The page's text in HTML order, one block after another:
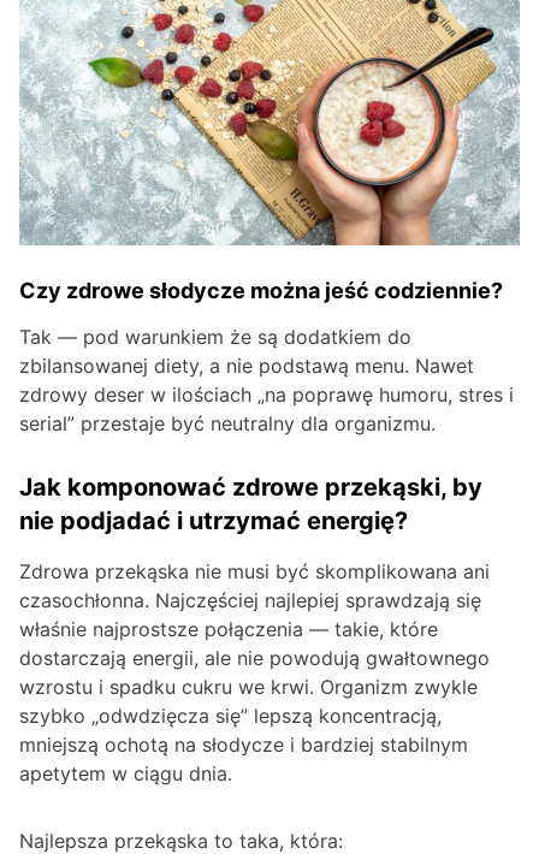
Czy zdrowe słodycze można jeść codziennie?
Tak — pod warunkiem że są dodatkiem do
zbilansowanej diety, a nie podstawą menu. Nawet
zdrowy deser w ilościach „na poprawę humoru, stres i
serial” przestaje być neutralny dla organizmu.
Jak komponować zdrowe przekąski, by
nie podjadać i utrzymać energię?
Zdrowa przekąska nie musi być skomplikowana ani
czasochłonna. Najczęściej najlepiej sprawdzają się
właśnie najprostsze połączenia — takie, które
dostarczają energii, ale nie powodują gwałtownego
wzrostu i spadku cukru we krwi. Organizm zwykle
szybko „odwdzięcza się” lepszą koncentracją,
mniejszą ochotą na słodycze i bardziej stabilnym
apetytem w ciągu dnia.
Najlepsza przekąska to taka, która: